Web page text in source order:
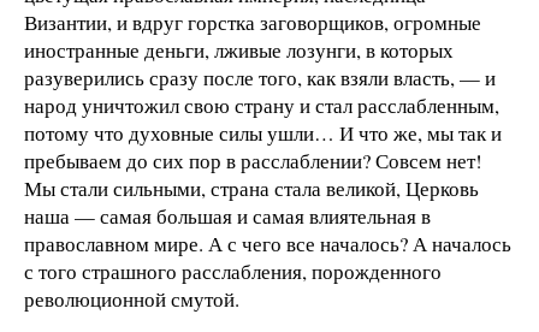
Византии, и вдруг горстка заговорщиков, огромные
иностранные деньги, лживые лозунги, в которых
разуверились сразу после того, как взяли власть, — и
народ уничтожил свою страну и стал расслабленным,
потому что духовные силы ушли… И что же, мы так и
пребываем до сих пор в расслаблении? Совсем нет!
Мы стали сильными, страна стала великой, Церковь
наша — самая большая и самая влиятельная в
православном мире. А с чего все началось? А началось
с того страшного расслабления, порожденного
революционной смутой.